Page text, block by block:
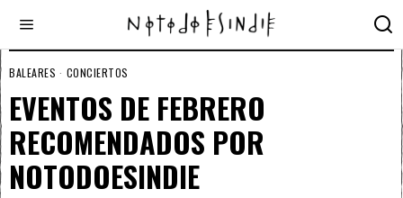
BALEARES · CONCIERTOS
EVENTOS DE FEBRERO
RECOMENDADOS POR
NOTODOESINDIE